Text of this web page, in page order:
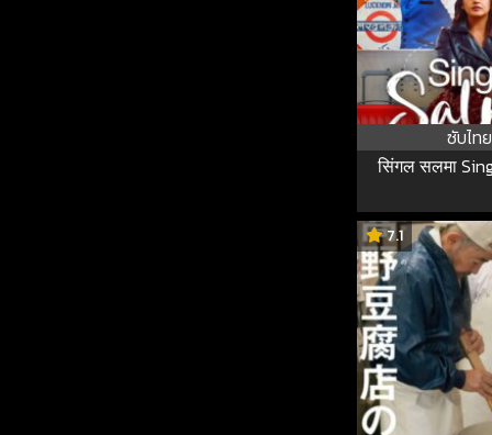
ซับไทย
सिंगल सलमा
7.1